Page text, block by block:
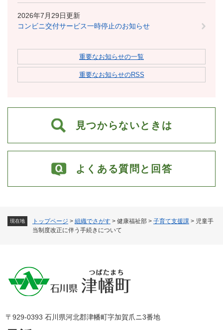
現在地 トップページ > 組織でさがす > 健康福祉部 > 子育て支援課 > 児童手
当制度改正に伴う手続きについて
2026年7月29日更新
コンビニ交付サービス一時停止のお知らせ
重要なお知らせの一覧
重要なお知らせのRSS
見つからないときは
よくある質問と回答
〒929-0393 石川県河北郡津幡町字加賀爪ニ3番地